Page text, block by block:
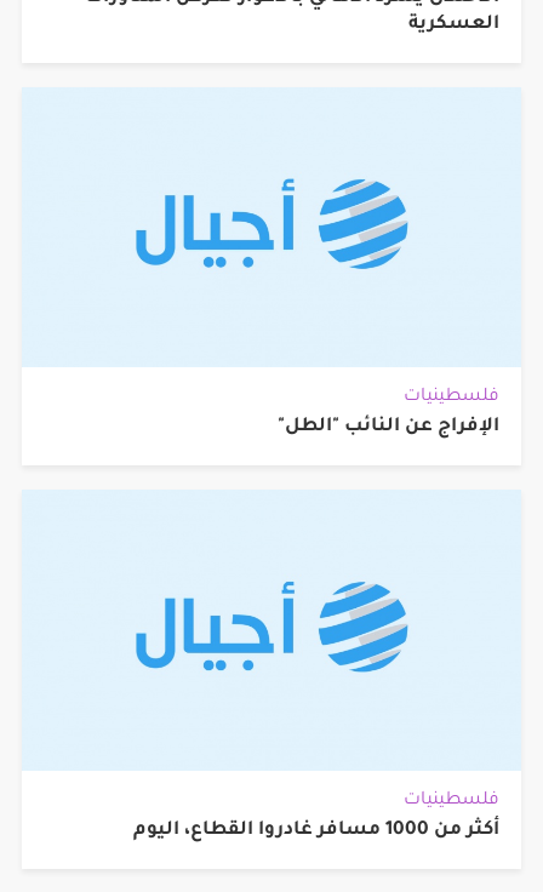
العسكرية
فلسطينيات
الإفراج عن النائب "الطل"
فلسطينيات
أكثر من 1000 مسافر غادروا القطاع، اليوم